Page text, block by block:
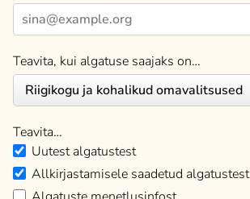
Teavita, kui algatuse saajaks on…
Teavita…
Uutest algatustest
Allkirjastamisele saadetud algatustest